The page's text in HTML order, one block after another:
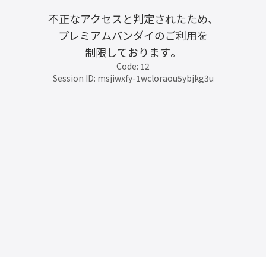
不正なアクセスと判定されたため、
プレミアムバンダイのご利用を
制限しております。
Code: 12
Session ID: msjiwxfy-1wcloraou5ybjkg3u